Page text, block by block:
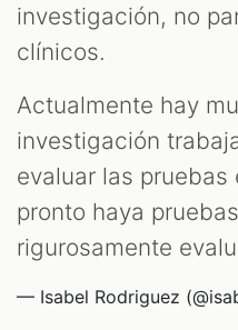
investigación, no
clínicos.
Actualmente hay
investigación
evaluar las pruebas
pronto haya
rigurosamente
— Isabel Rodriguez